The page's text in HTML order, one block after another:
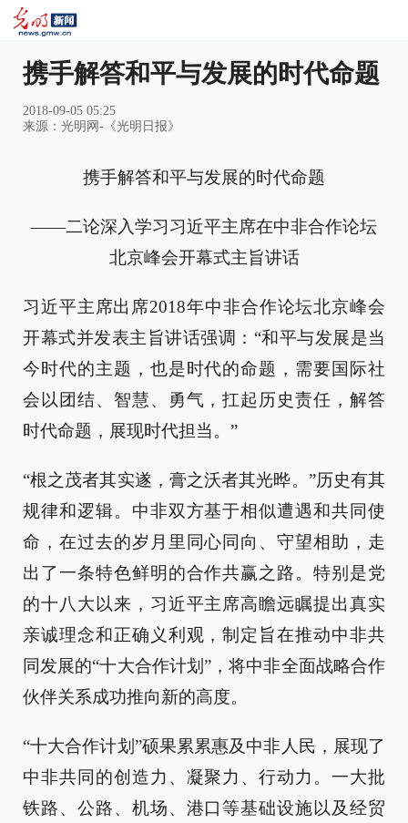
携手解答和平与发展的时代命题
2018-09-05 05:25
来源： 光明网-《光明日报》
携手解答和平与发展的时代命题
——二论深入学习习近平主席在中非合作论坛
北京峰会开幕式主旨讲话
习近平主席出席2018年中非合作论坛北京峰会
开幕式并发表主旨讲话强调：“和平与发展是当
今时代的主题，也是时代的命题，需要国际社
会以团结、智慧、勇气，扛起历史责任，解答
时代命题，展现时代担当。”
“根之茂者其实遂，膏之沃者其光晔。”历史有其
规律和逻辑。中非双方基于相似遭遇和共同使
命，在过去的岁月里同心同向、守望相助，走
出了一条特色鲜明的合作共赢之路。特别是党
的十八大以来，习近平主席高瞻远瞩提出真实
亲诚理念和正确义利观，制定旨在推动中非共
同发展的“十大合作计划”，将中非全面战略合作
伙伴关系成功推向新的高度。
“十大合作计划”硕果累累惠及中非人民，展现了
中非共同的创造力、凝聚力、行动力。一大批
铁路、公路、机场、港口等基础设施以及经贸